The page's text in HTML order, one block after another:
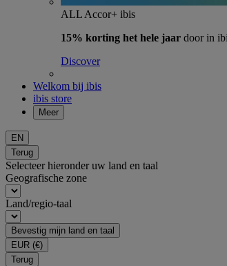
ALL Accor+ ibis
15% korting het hele jaar door in
Discover
Welkom bij ibis
ibis store
Meer
EN
Terug
Selecteer hieronder uw land en taal
Geografische zone
Land/regio-taal
Bevestig mijn land en taal
EUR (€)
Terug